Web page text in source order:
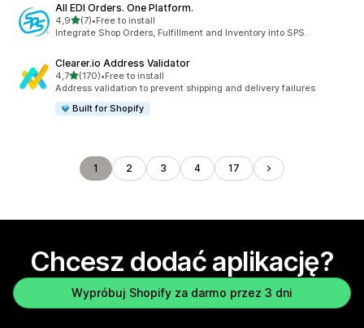
All EDI Orders. One Platform.
4,9na 5 gwiazdek
(7)
Łączna liczba recenzji: 7
•Free to install
Integrate Shop Orders, Fulfillment and Inventory into SPS.
Clearer.io Address Validator
4,7na 5 gwiazdek
(170)
Łączna liczba recenzji: 170
•Free to install
Address validation to prevent shipping and delivery failures
Built for Shopify
1 2 3 4 17
Chcesz dodać aplikację?
Wypróbuj Shopify za darmo przez 3 dni